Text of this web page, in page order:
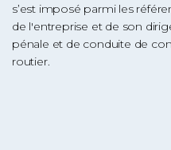
s’est imposé parmi les
de l'entreprise et de son
pénale et de conduite de
routier.